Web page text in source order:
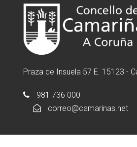
Praza de Insuela 57 E. 15123 -
981 736 000
correo@camarinas.net